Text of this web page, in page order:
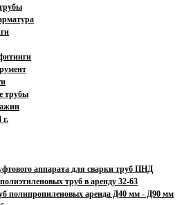
трубы
г.
аппарата для сварки труб ПНД
труб в аренду 32-63
полипропиленовых аренда Д40 мм - Д90 мм